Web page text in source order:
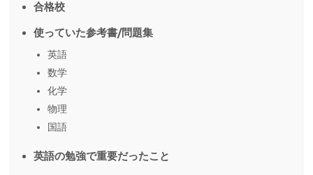
合格校
使っていた参考書/問題集
英語
数学
化学
物理
国語
英語の勉強で重要だったこと